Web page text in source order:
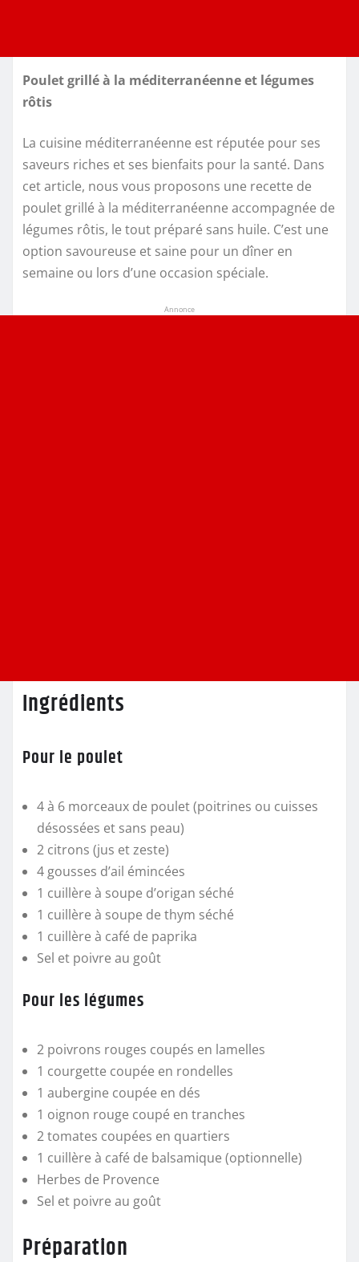
Poulet grillé à la méditerranéenne et légumes
rôtis
La cuisine méditerranéenne est réputée pour ses
saveurs riches et ses bienfaits pour la santé. Dans
cet article, nous vous proposons une recette de
poulet grillé à la méditerranéenne accompagnée de
légumes rôtis, le tout préparé sans huile. C’est une
option savoureuse et saine pour un dîner en
semaine ou lors d’une occasion spéciale.
Annonce
Ingrédients
Pour le poulet
4 à 6 morceaux de poulet (poitrines ou cuisses
désossées et sans peau)
2 citrons (jus et zeste)
4 gousses d’ail émincées
1 cuillère à soupe d’origan séché
1 cuillère à soupe de thym séché
1 cuillère à café de paprika
Sel et poivre au goût
Pour les légumes
2 poivrons rouges coupés en lamelles
1 courgette coupée en rondelles
1 aubergine coupée en dés
1 oignon rouge coupé en tranches
2 tomates coupées en quartiers
1 cuillère à café de balsamique (optionnelle)
Herbes de Provence
Sel et poivre au goût
Préparation